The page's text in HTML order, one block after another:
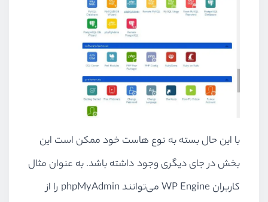
با این حال بسته به نوع هاست خود ممکن است این
بخش در جای دیگری وجود داشته باشد. به عنوان مثال
کاربران WP Engineمی‌توانندphpMyAdmin را از